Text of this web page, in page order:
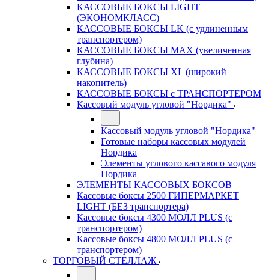
КАССОВЫЕ БОКСЫ LIGHT
(ЭКОНОМКЛАСС)
КАССОВЫЕ БОКСЫ LK (с удлиненным
транспортером)
КАССОВЫЕ БОКСЫ MAX (увеличенная
глубина)
КАССОВЫЕ БОКСЫ XL (широкий
накопитель)
КАССОВЫЕ БОКСЫ с ТРАНСПОРТЕРОМ
Кассовый модуль угловой "Нордика"
Кассовый модуль угловой "Нордика"
Готовые наборы кассовых модулей
Нордика
Элементы углового кассавого модуля
Нордика
ЭЛЕМЕНТЫ КАССОВЫХ БОКСОВ
Кассовые боксы 2500 ГИПЕРМАРКЕТ
LIGHT (БЕЗ транспортера)
Кассовые боксы 4300 МОЛЛ PLUS (с
транспортером)
Кассовые боксы 4800 МОЛЛ PLUS (с
транспортером)
ТОРГОВЫЙ СТЕЛЛАЖ